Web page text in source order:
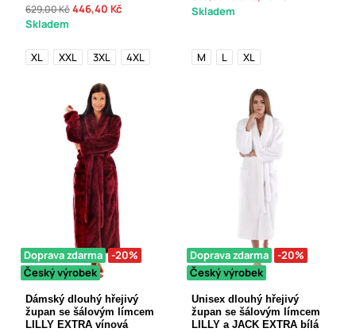
629,00 Kč446,40 Kč
Skladem
XL XXL 3XL 4XL
Skladem
M L XL
Doprava zdarma
-20%
Český výrobek
Dámský dlouhý hřejivý
župan se šálovým límcem
LILLY EXTRA vínová
Doprava zdarma
-20%
Český výrobek
Unisex dlouhý hřejivý
župan se šálovým límcem
LILLY a JACK EXTRA bílá